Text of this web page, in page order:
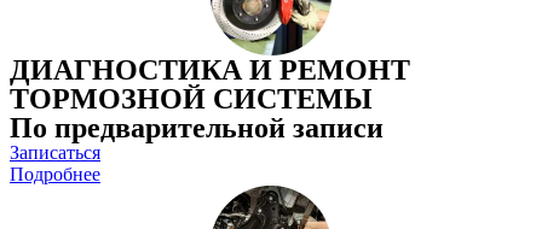
ДИАГНОСТИКА И РЕМОНТ
ТОРМОЗНОЙ СИСТЕМЫ
По предварительной записи
Записаться
Подробнее